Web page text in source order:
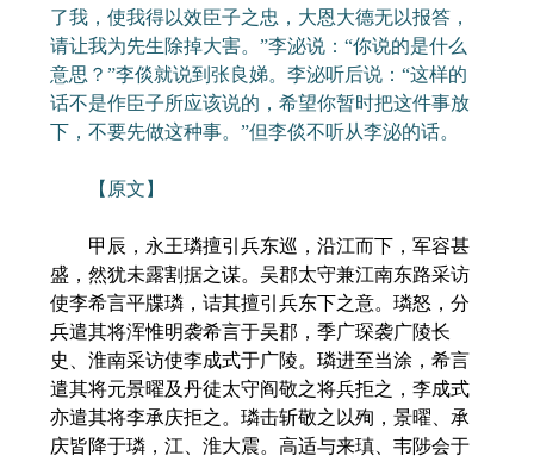
了我，使我得以效臣子之忠，大恩大德无以报答，
请让我为先生除掉大害。”李泌说：“你说的是什么
意思？”李倓就说到张良娣。李泌听后说：“这样的
话不是作臣子所应该说的，希望你暂时把这件事放
下，不要先做这种事。”但李倓不听从李泌的话。
【原文】
甲辰，永王璘擅引兵东巡，沿江而下，军容甚
盛，然犹未露割据之谋。吴郡太守兼江南东路采访
使李希言平牒璘，诘其擅引兵东下之意。璘怒，分
兵遣其将浑惟明袭希言于吴郡，季广琛袭广陵长
史、淮南采访使李成式于广陵。璘进至当涂，希言
遣其将元景曜及丹徒太守阎敬之将兵拒之，李成式
亦遣其将李承庆拒之。璘击斩敬之以殉，景曜、承
庆皆降于璘，江、淮大震。高适与来瑱、韦陟会于